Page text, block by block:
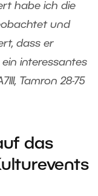
habe ich die
und
dass er
interessantes
Tamron 28-75
das